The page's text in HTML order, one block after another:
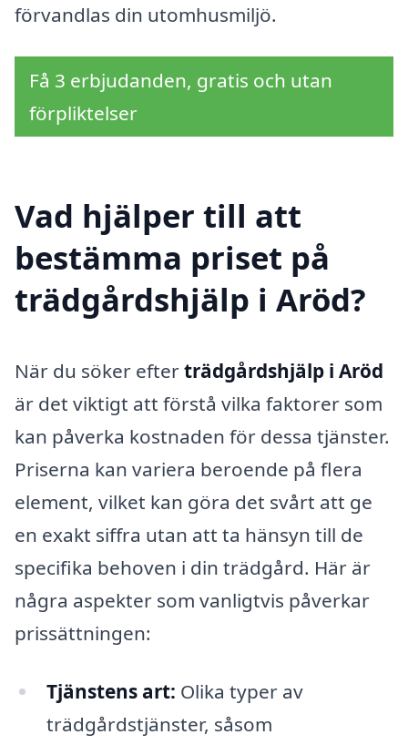
förvandlas din utomhusmiljö.
Få 3 erbjudanden, gratis och utan
förpliktelser
Vad hjälper till att
bestämma priset på
trädgårdshjälp i Aröd?
När du söker efterträdgårdshjälp i Aröd
är det viktigt att förstå vilka faktorer som
kan påverka kostnaden för dessa tjänster.
Priserna kan variera beroende på flera
element, vilket kan göra det svårt att ge
en exakt siffra utan att ta hänsyn till de
specifika behoven i din trädgård. Här är
några aspekter som vanligtvis påverkar
prissättningen:
Tjänstens art: Olika typer av
trädgårdstjänster, såsom